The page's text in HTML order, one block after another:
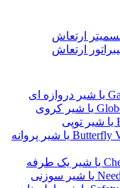
ارتعاش
ارتعاش
باترفلای ولو Butterfly Valve یا شیر پروانه